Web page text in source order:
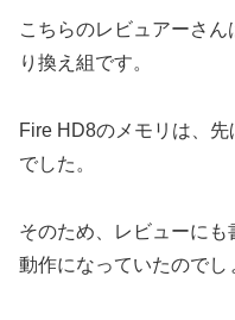
こちらのレビュアーさ
り換え組です。
Fire HD8のメモリは、
でした。
そのため、レビューに
動作になっていたのでし